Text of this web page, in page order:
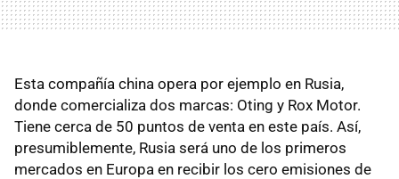
Esta compañía china opera por ejemplo en Rusia,
donde comercializa dos marcas: Oting y Rox Motor.
Tiene cerca de 50 puntos de venta en este país. Así,
presumiblemente, Rusia será uno de los primeros
mercados en Europa en recibir los cero emisiones de